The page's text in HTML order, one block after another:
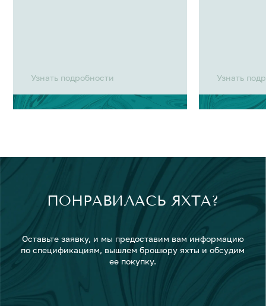
Узнать подробности Узнать
ПОНРАВИЛАСЬ ЯХТА?
Оставьте заявку, и мы предоставим вам информацию
по спецификациям, вышлем брошюру яхты и обсудим
ее покупку.